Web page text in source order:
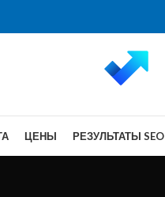
ЦЕНЫ РЕЗУЛЬТАТЫ SEO